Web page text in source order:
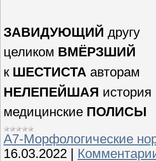
ЗАВИДУЮЩИЙ другу
целиком ВМЁРЗШИЙ
к ШЕСТИСТА авторам
НЕЛЕПЕЙШАЯ история
медицинские ПОЛИСЫ
А7-Морфологические
16.03.2022